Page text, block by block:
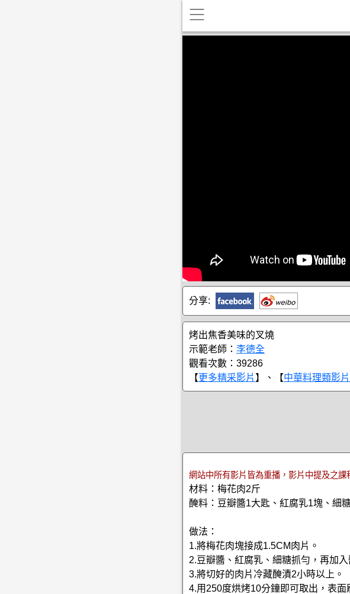
分享:
烤出焦香美味的叉燒
示範老師： 李德全
觀看次數：39286
【更多精采影片 】、【中華料理類影片
網站中所有影片皆為重播，影片中提及之課
材料：梅花肉2斤
醃料：豆瓣醬1大匙、紅腐乳1塊、細
做法：
1.將梅花肉塊接成1.5CM肉片。
2.豆瓣醬、紅腐乳、細糖抓勻，再加
3.將切好的肉片冷藏醃漬2小時以上。
4.用250度烘烤10分鐘即可取出，表面